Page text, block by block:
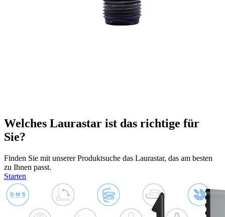
Welches Laurastar ist das richtige für
Sie?
Finden Sie mit unserer Produktsuche das Laurastar, das am besten
zu Ihnen passt.
Starten